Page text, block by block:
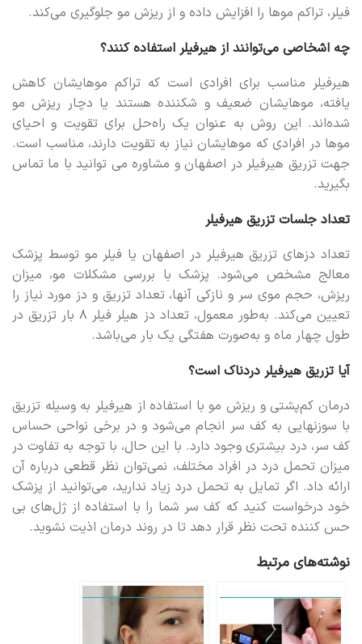
فیلر، تراکم موها را افزایش داده و از ریزش مو جلوگیری می‌کند.
چه اشخاصی می‌توانند از هیرفیلر استفاده کنند؟
هیرفیلر مناسب برای افرادی است که تراکم موهایشان کاهش
یافته، موهایشان ضعیف و شکننده هستند یا دچار ریزش مو
شده‌اند. این روش به عنوان یک راه‌حل برای تقویت و احیای
موها در افرادی که موهایشان نیاز به تقویت دارند، مناسب است.
جهت تزریق هیرفیلر در اصفهان و مشاوره می توانید با ما تماس
بگیرید.
تعداد جلسات تزریق هیرفیلر
تعداد دزهای تزریق هیرفیلر در اصفهان یا فیلر مو توسط پزشک
معالج مشخص می‌شود. پزشک با بررسی مشکلات مو، میزان
ریزش، حجم موی سر و نازکی آنها، تعداد تزریق و دز مورد نیاز را
تعیین می‌کند. به‌طور معمول، تعداد دز هیلر فیلر ۸ بار تزریق در
طول چهار ماه و به‌صورت هفتگی یک بار می‌باشد.
آیا تزریق هیرفیلر دردناک است؟
درمان کم‌پشتی و ریزش مو با استفاده از هیرفیلر به وسیله تزریق
با سوزنهایی به کف سر انجام می‌شود و در برخی نواحی حساس
کف سر، درد بیشتری وجود دارد. با این حال، با توجه به تفاوت در
میزان تحمل درد در افراد مختلف، نمی‌توان نظر قطعی درباره آن
ارائه داد. اگر تمایل به تحمل درد زیاد ندارید، می‌توانید از پزشک
خود درخواست کنید که کف سر شما را با استفاده از ژل‌های بی
حس کننده تحت نظر قرار دهد تا در روند درمان اذیت نشوید.
نوشته‌های مرتبط